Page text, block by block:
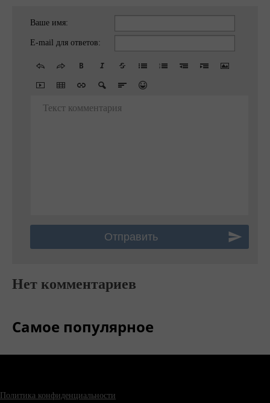
Ваше имя:
E-mail для ответов:
Текст комментария
Нет комментариев
Самое популярное
Политика конфиденциальности